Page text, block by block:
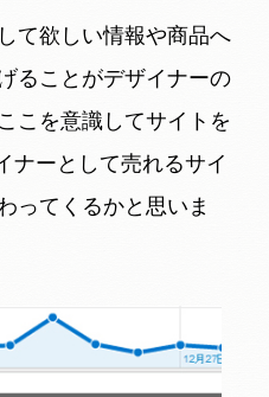
て欲しい情報や商品へ
ることがデザイナーの
こを意識してサイトを
ナーとして売れるサイ
ってくるかと思いま